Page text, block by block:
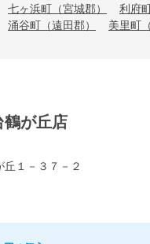
七ヶ浜町（宮城郡） 利府
涌谷町（遠田郡） 美里町
鶴が丘店
１－３７－２